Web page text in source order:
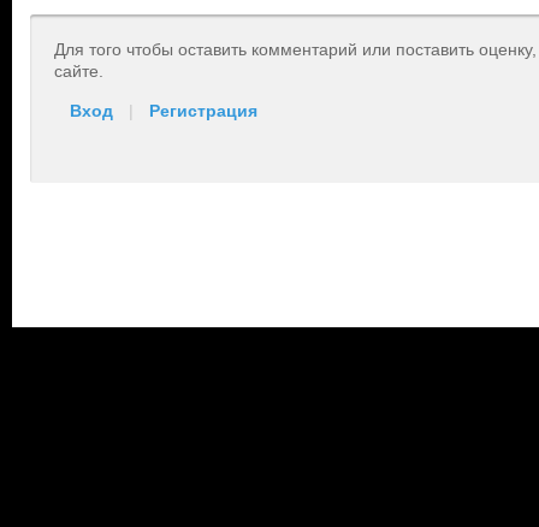
Для того чтобы оставить комментарий или поставить
сайте.
Вход | Регистрация